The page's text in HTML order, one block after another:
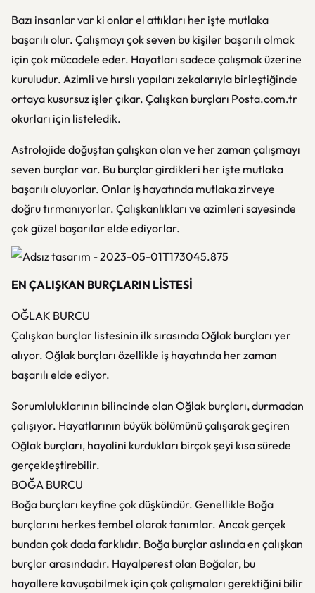
Bazı insanlar var ki onlar el attıkları her işte mutlaka
başarılı olur. Çalışmayı çok seven bu kişiler başarılı olmak
için çok mücadele eder. Hayatları sadece çalışmak üzerine
kuruludur. Azimli ve hırslı yapıları zekalarıyla birleştiğinde
ortaya kusursuz işler çıkar. Çalışkan burçları Posta.com.tr
okurları için listeledik.
Astrolojide doğuştan çalışkan olan ve her zaman çalışmayı
seven burçlar var. Bu burçlar girdikleri her işte mutlaka
başarılı oluyorlar. Onlar iş hayatında mutlaka zirveye
doğru tırmanıyorlar. Çalışkanlıkları ve azimleri sayesinde
çok güzel başarılar elde ediyorlar.
EN ÇALIŞKAN BURÇLARIN LİSTESİ
OĞLAK BURCU
Çalışkan burçlar listesinin ilk sırasında Oğlak burçları yer
alıyor. Oğlak burçları özellikle iş hayatında her zaman
başarılı elde ediyor.
Sorumluluklarının bilincinde olan Oğlak burçları, durmadan
çalışıyor. Hayatlarının büyük bölümünü çalışarak geçiren
Oğlak burçları, hayalini kurdukları birçok şeyi kısa sürede
gerçekleştirebilir.
BOĞA BURCU
Boğa burçları keyfine çok düşkündür. Genellikle Boğa
burçlarını herkes tembel olarak tanımlar. Ancak gerçek
bundan çok dada farklıdır. Boğa burçlar aslında en çalışkan
burçlar arasındadır. Hayalperest olan Boğalar, bu
hayallere kavuşabilmek için çok çalışmaları gerektiğini bilir